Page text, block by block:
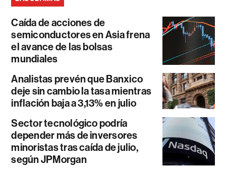
Caída de acciones de
semiconductores en Asia frena
el avance de las bolsas
mundiales
Analistas prevén que Banxico
deje sin cambio la tasa mientras
inflación baja a 3,13% en julio
Sector tecnológico podría
depender más de inversores
minoristas tras caída de julio,
según JPMorgan